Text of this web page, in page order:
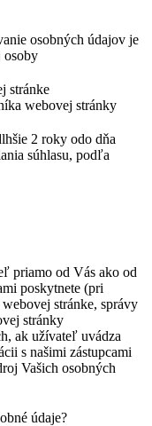
osobných údajov je
osoby
stránke
webovej stránky
2 roky odo dňa
súhlasu, podľa
priamo od Vás ako od
poskytnete (pri
stránke, správy
stránky
ak užívateľ uvádza
s našimi zástupcami
Vašich osobných
údaje?